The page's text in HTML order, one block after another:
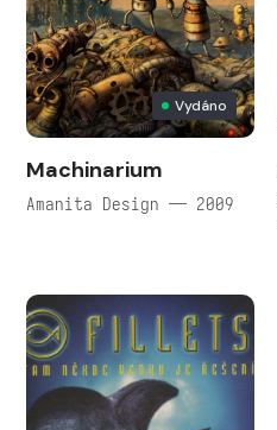
Vydáno
Machinarium
Amanita Design — 2009